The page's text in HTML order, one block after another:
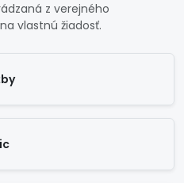
z verejného
vlastnú žiadosť.